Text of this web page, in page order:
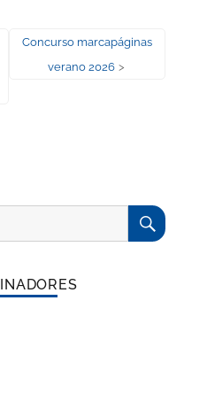
Entrada
siguiente:
Concurso marcapáginas
verano 2026 >